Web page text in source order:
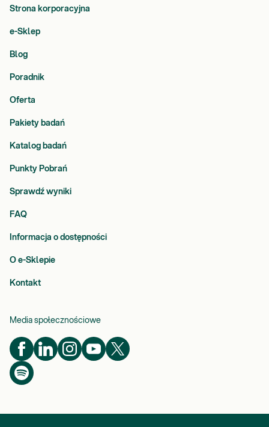
Strona korporacyjna
e-Sklep
Blog
Poradnik
Oferta
Pakiety badań
Katalog badań
Punkty Pobrań
Sprawdź wyniki
FAQ
Informacja o dostępności
O e-Sklepie
Kontakt
Media społecznościowe